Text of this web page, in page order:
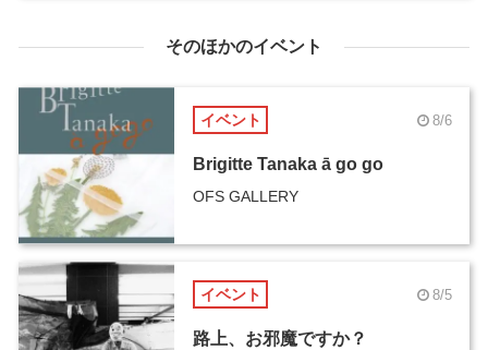
そのほかのイベント
イベント 8/6
Brigitte Tanaka ā go go
OFS GALLERY
イベント 8/5
路上、お邪魔ですか？